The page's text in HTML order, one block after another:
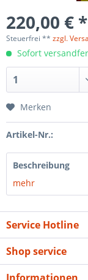
220,00 € *
Steuerfrei ** zzgl.
Sofort
Merken
Artikel-Nr.:
Beschreibung
mehr
Service Hotline
Shop service